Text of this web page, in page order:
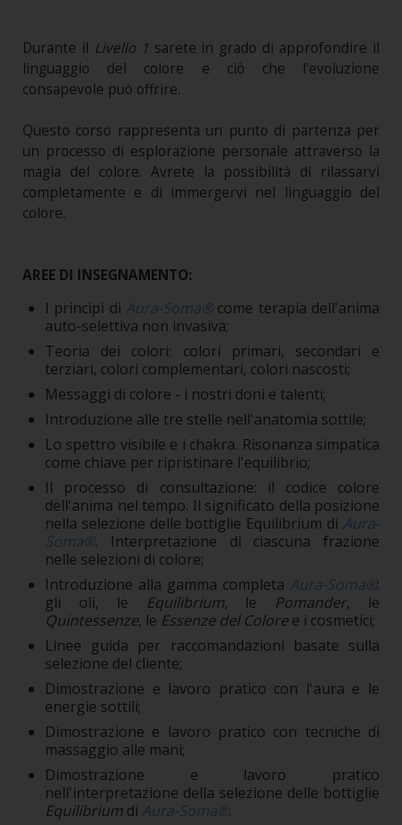
Durante il Livello 1 sarete in grado di approfondire il
linguaggio del colore e ciò che l'evoluzione
consapevole può offrire.
Questo corso rappresenta un punto di partenza per
un processo di esplorazione personale attraverso la
magia del colore. Avrete la possibilità di rilassarvi
completamente e di immergervi nel linguaggio del
colore.
AREE DI INSEGNAMENTO:
I principi di Aura-Soma®come terapia dell'anima
auto-selettiva non invasiva;
Teoria dei colori: colori primari, secondari e
terziari, colori complementari, colori nascosti;
Messaggi di colore - i nostri doni e talenti;
Introduzione alle tre stelle nell'anatomia sottile;
Lo spettro visibile e i chakra. Risonanza simpatica
come chiave per ripristinare l'equilibrio;
Il processo di consultazione: il codice colore
dell'anima nel tempo. Il significato della posizione
nella selezione delle bottiglie Equilibrium di Aura-
Soma®. Interpretazione di ciascuna frazione
nelle selezioni di colore;
Introduzione alla gamma completa Aura-Soma®:
gli oli, le
Equilibrium, le Pomander, le
Quintessenze, le Essenze del Coloree i cosmetici;
Linee guida per raccomandazioni basate sulla
selezione del cliente;
Dimostrazione e lavoro pratico con l'aura e le
energie sottili;
Dimostrazione e lavoro pratico con tecniche di
massaggio alle mani;
Dimostrazione e lavoro pratico
nell'interpretazione della selezione delle bottiglie
Equilibrium di Aura-Soma®.